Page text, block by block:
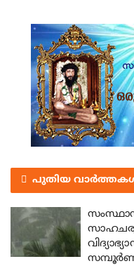
പുതിയ